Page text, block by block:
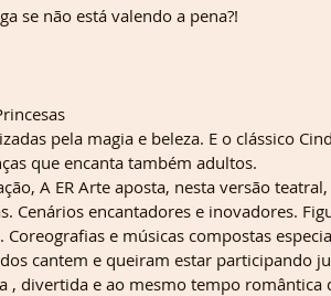
se não está valendo a pena?!
pela magia e beleza. E o clássico
que encanta também adultos.
A ER Arte aposta, nesta versão
Cenários encantadores e inovadores.
Coreografias e músicas compostas
cantem e queiram estar participando
, divertida e ao mesmo tempo romântica